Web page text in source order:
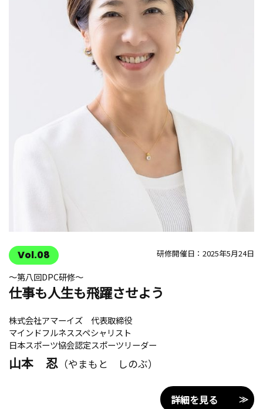
研修開催日：2025年5月24日
Vol.08
〜第八回DPC研修〜
仕事も人生も飛躍させよう
株式会社アマーイズ 代表取締役
マインドフルネススペシャリスト
日本スポーツ協会認定スポーツリーダー
山本 忍 （やまもと しのぶ）
詳細を見る